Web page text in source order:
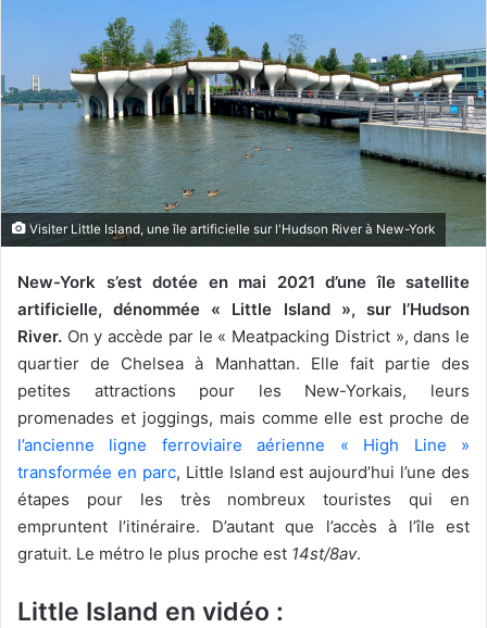
Visiter Little Island, une île artificielle sur l'Hudson River à New-York
New-York s’est dotée en mai 2021 d’une île satellite
artificielle, dénommée « Little Island », sur l’Hudson
River. On y accède par le « Meatpacking District », dans le
quartier de Chelsea à Manhattan. Elle fait partie des
petites attractions pour les New-Yorkais, leurs
promenades et joggings, mais comme elle est proche de
l’ancienne ligne ferroviaire aérienne « High Line »
transformée en parc, Little Island est aujourd’hui l’une des
étapes pour les très nombreux touristes qui en
empruntent l’itinéraire. D’autant que l’accès à l’île est
gratuit. Le métro le plus proche est 14st/8av.
Little Island en vidéo :